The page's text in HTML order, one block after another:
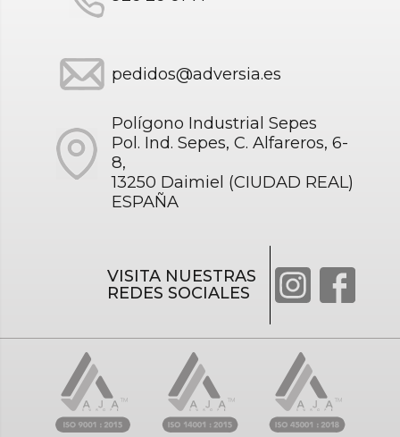
pedidos@adversia.es
Polígono Industrial Sepes
Pol. Ind. Sepes, C. Alfareros, 6-
8,
13250 Daimiel (CIUDAD REAL)
ESPAÑA
VISITA NUESTRAS
REDES SOCIALES